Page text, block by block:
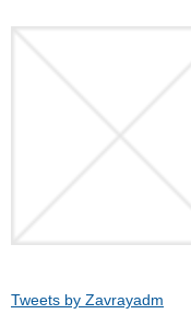
Tweets by Zavrayadm